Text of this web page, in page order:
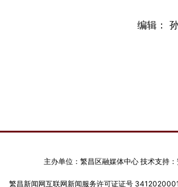
编辑：
主办单位：繁昌区融媒体中心 技术支持
繁昌新闻网互联网新闻服务许可证证号